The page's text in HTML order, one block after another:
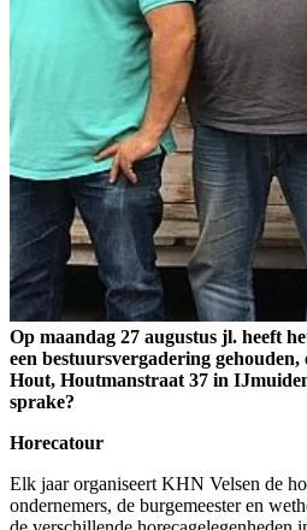
Op maandag 27 augustus jl. heeft
een bestuursvergadering
Hout, Houtmanstraat 37 in
sprake?
Horecatour
Elk jaar organiseert KHN Velsen de
ondernemers, de burgemeester en